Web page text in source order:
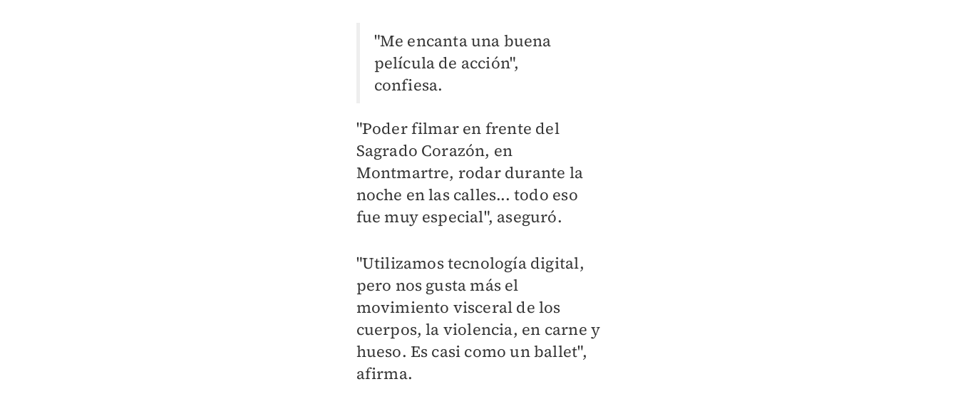
"Me encanta una buena
película de acción",
confiesa.
"Poder filmar en frente del
Sagrado Corazón, en
Montmartre, rodar durante la
noche en las calles... todo eso
fue muy especial", aseguró.
"Utilizamos tecnología digital,
pero nos gusta más el
movimiento visceral de los
cuerpos, la violencia, en carne y
hueso. Es casi como un ballet",
afirma.